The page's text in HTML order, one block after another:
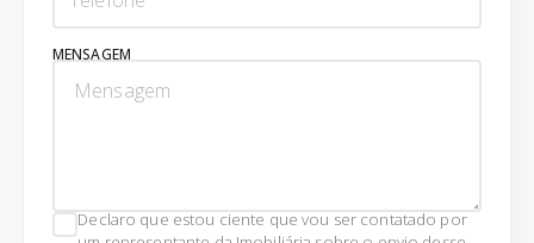
MENSAGEM
Declaro que estou ciente que vou ser contatado por